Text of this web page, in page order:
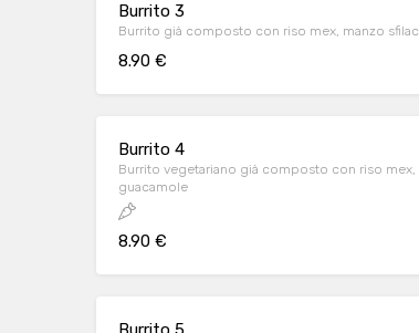
Burrito 3
Burrito già composto con riso mex, manzo
8.90 €
Burrito 4
Burrito vegetariano già composto con riso
guacamole
8.90 €